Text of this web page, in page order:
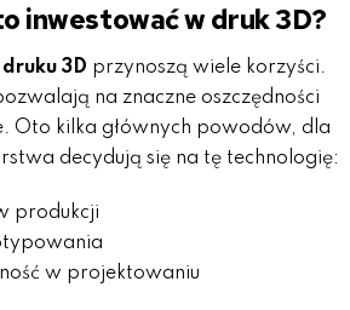
inwestować w druk 3D?
druku 3D przynoszą wiele korzyści.
na znaczne oszczędności
Oto kilka głównych powodów, dla
decydują się na tę technologię:
produkcji
w projektowaniu